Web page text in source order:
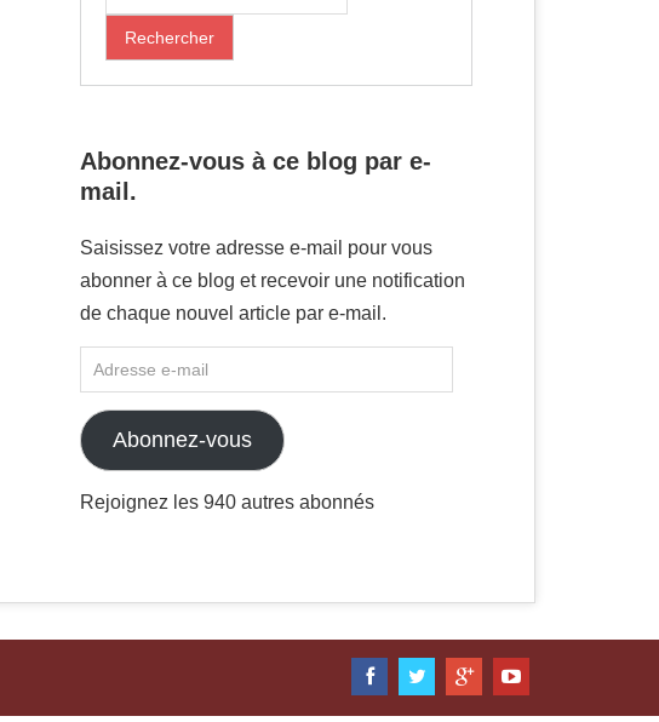
Abonnez-vous à ce blog par e-
mail.
Saisissez votre adresse e-mail pour vous
abonner à ce blog et recevoir une notification
de chaque nouvel article par e-mail.
Abonnez-vous
Rejoignez les 940 autres abonnés